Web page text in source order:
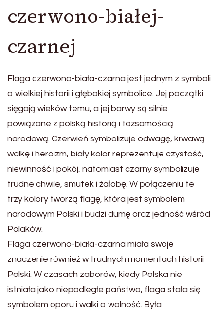
czerwono-białej-
czarnej
Flaga czerwono-biała-czarna jest jednym z symboli
o wielkiej historii i głębokiej symbolice. Jej początki
sięgają wieków temu, a jej barwy są silnie
powiązane z polską historią i tożsamością
narodową. Czerwień symbolizuje odwagę, krwawą
walkę i heroizm, biały kolor reprezentuje czystość,
niewinność i pokój, natomiast czarny symbolizuje
trudne chwile, smutek i żałobę. W połączeniu te
trzy kolory tworzą flagę, która jest symbolem
narodowym Polski i budzi dumę oraz jedność wśród
Polaków.
Flaga czerwono-biała-czarna miała swoje
znaczenie również w trudnych momentach historii
Polski. W czasach zaborów, kiedy Polska nie
istniała jako niepodległe państwo, flaga stała się
symbolem oporu i walki o wolność. Była